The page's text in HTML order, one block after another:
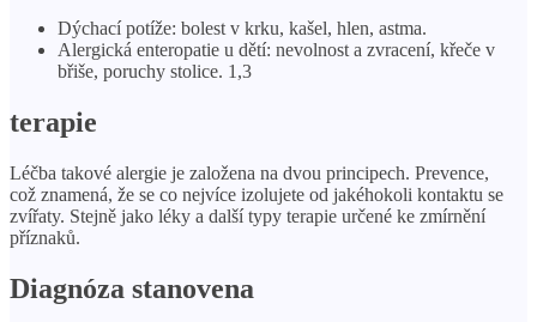
Dýchací potíže: bolest v krku, kašel, hlen, astma.
Alergická enteropatie u dětí: nevolnost a zvracení, křeče v
břiše, poruchy stolice. 1,3
terapie
Léčba takové alergie je založena na dvou principech. Prevence,
což znamená, že se co nejvíce izolujete od jakéhokoli kontaktu se
zvířaty. Stejně jako léky a další typy terapie určené ke zmírnění
příznaků.
Diagnóza stanovena